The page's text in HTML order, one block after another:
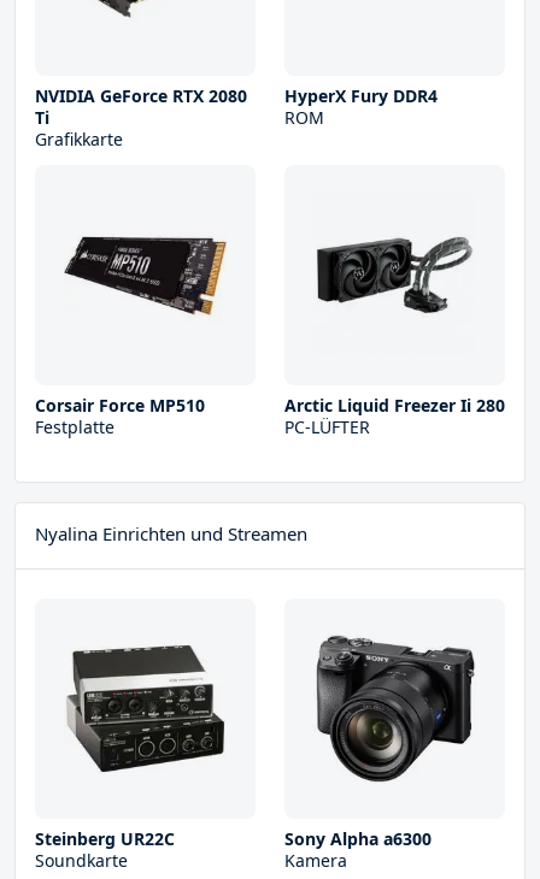
NVIDIA GeForce RTX 2080
Ti
Grafikkarte
HyperX Fury DDR4
ROM
Corsair Force MP510
Festplatte
Arctic Liquid Freezer Ii 280
PC-LÜFTER
Nyalina Einrichten und Streamen
Steinberg UR22С
Soundkarte
Sony Alpha a6300
Kamera